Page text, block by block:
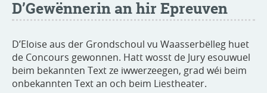
D’Gewënnerin an hir Epreuven
D’Eloise aus der Grondschoul vu Waasserbëlleg huet
de Concours gewonnen. Hatt wosst de Jury esouwuel
beim bekannten Text ze iwwerzeegen, grad wéi beim
onbekannten Text an och beim Liestheater.